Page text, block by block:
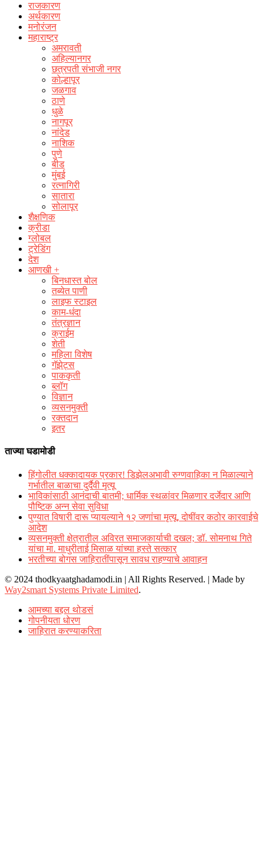
राजकारण
अर्थकारण
मनोरंजन
महाराष्ट्र
अमरावती
अहिल्यानगर
छत्रपती संभाजी नगर
कोल्हापूर
जळगाव
ठाणे
धुळे
नागपूर
नांदेड
नाशिक
पुणे
बीड
मुंबई
रत्नागिरी
सातारा
सोलापूर
शैक्षणिक
क्रीडा
ग्लोबल
ट्रेडिंग
देश
आणखी +
बिनधास्त बोल
तब्येत पाणी
लाइफ स्टाइल
काम-धंदा
तंत्रज्ञान
क्राईम
शेती
महिला विशेष
गॅझेट्स
पाककृती
ब्लॉग
विज्ञान
व्यसनमुक्ती
रक्‍तदान
इतर
ताज्या घडामोडी
हिंगोलीत धक्कादायक प्रकार! डिझेलअभावी रुग्णवाहिका न मिळाल्याने
गर्भातील बाळाचा दुर्दैवी मृत्यू
भाविकांसाठी आनंदाची बातमी; धार्मिक स्थळांवर मिळणार दर्जेदार आणि
पौष्टिक अन्न सेवा सुविधा
पुण्यात विषारी दारू प्यायल्याने १२ जणांचा मृत्यू, दोषींवर कठोर कारवाईचे
आदेश
व्यसनमुक्ती क्षेत्रातील अविरत समाजकार्याची दखल; डॉ. सोमनाथ गिते
यांचा मा. माधुरीताई मिसाळ यांच्या हस्ते सत्कार
भरतीच्या बोगस जाहिरातींपासून सावध राहण्याचे आवाहन
© 2024 thodkyaatghadamodi.in | All Rights Reserved. | Made by
Way2smart Systems Private Limited.
आमच्या बद्दल थोडसं
गोपनीयता धोरण
जाहिरात करण्याकरिता